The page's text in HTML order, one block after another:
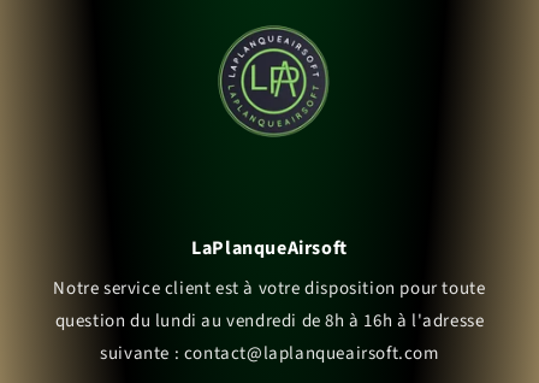
LaPlanqueAirsoft
Notre service client est à votre disposition pour toute
question du lundi au vendredi de 8h à 16h à l'adresse
suivante : contact@laplanqueairsoft.com